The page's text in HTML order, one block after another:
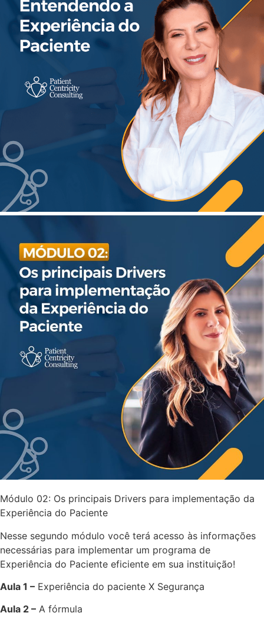
Módulo 02: Os principais Drivers para implementação da
Experiência do Paciente
Nesse segundo módulo você terá acesso às informações
necessárias para implementar um programa de
Experiência do Paciente eficiente em sua instituição!
Aula 1 – Experiência do paciente X Segurança
Aula 2 – A fórmula